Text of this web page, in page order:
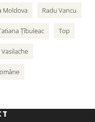
Moldova Radu Vancu
Țîbuleac Top
Vasilache